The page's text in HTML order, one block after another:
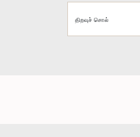
திறவுச் சொல்